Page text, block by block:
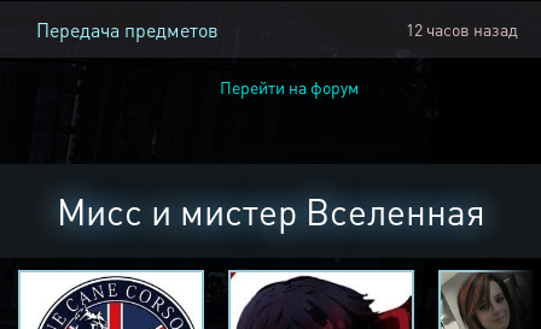
Передача предметов 12 часов назад
Перейти на форум
Мисс и мистер Вселенная